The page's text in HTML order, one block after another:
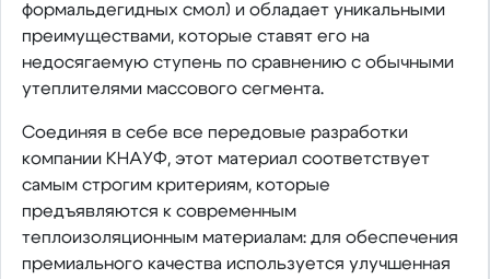
формальдегидных смол) и обладает уникальными
преимуществами, которые ставят его на
недосягаемую ступень по сравнению с обычными
утеплителями массового сегмента.
Соединяя в себе все передовые разработки
компании КНАУФ, этот материал соответствует
самым строгим критериям, которые
предъявляются к современным
теплоизоляционным материалам: для обеспечения
премиального качества используется улучшенная